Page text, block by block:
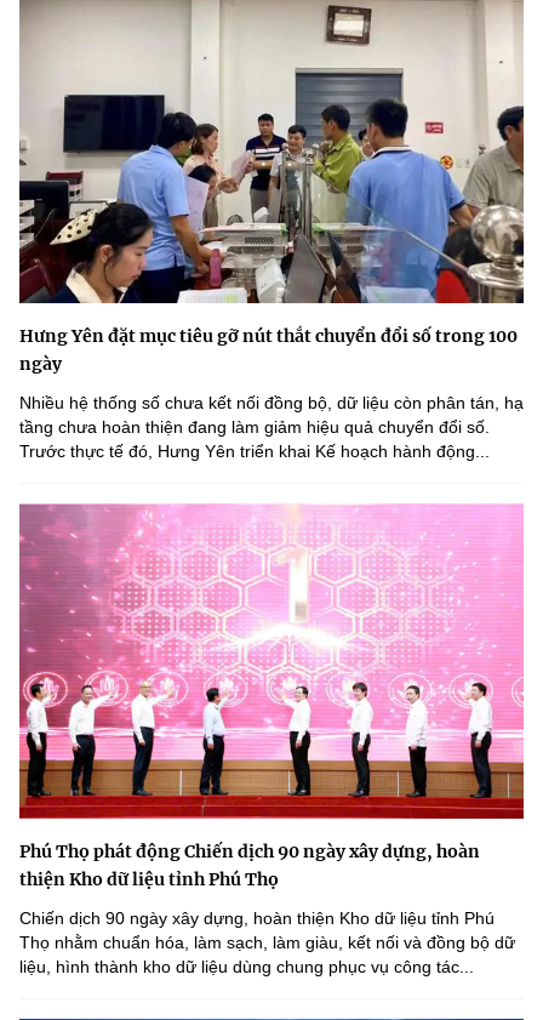
Hưng Yên đặt mục tiêu gỡ nút thắt chuyển đổi số trong 100
ngày
Nhiều hệ thống số chưa kết nối đồng bộ, dữ liệu còn phân tán, hạ
tầng chưa hoàn thiện đang làm giảm hiệu quả chuyển đổi số.
Trước thực tế đó, Hưng Yên triển khai Kế hoạch hành động...
Phú Thọ phát động Chiến dịch 90 ngày xây dựng, hoàn
thiện Kho dữ liệu tỉnh Phú Thọ
Chiến dịch 90 ngày xây dựng, hoàn thiện Kho dữ liệu tỉnh Phú
Thọ nhằm chuẩn hóa, làm sạch, làm giàu, kết nối và đồng bộ dữ
liệu, hình thành kho dữ liệu dùng chung phục vụ công tác...